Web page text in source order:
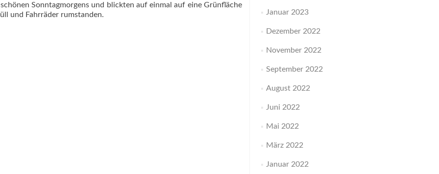
Sonntagmorgens und blickten auf einmal auf eine Grünfläche
und Fahrräder rumstanden.
Januar 2023
Dezember 2022
November 2022
September 2022
August 2022
Juni 2022
Mai 2022
März 2022
Januar 2022